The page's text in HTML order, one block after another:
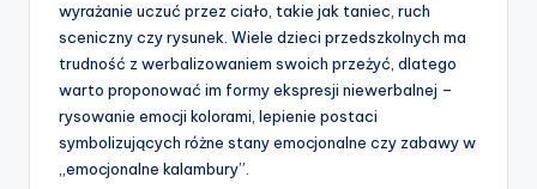
wyrażanie uczuć przez ciało, takie jak taniec, ruch
sceniczny czy rysunek. Wiele dzieci przedszkolnych ma
trudność z werbalizowaniem swoich przeżyć, dlatego
warto proponować im formy ekspresji niewerbalnej –
rysowanie emocji kolorami, lepienie postaci
symbolizujących różne stany emocjonalne czy zabawy w
„emocjonalne kalambury”.